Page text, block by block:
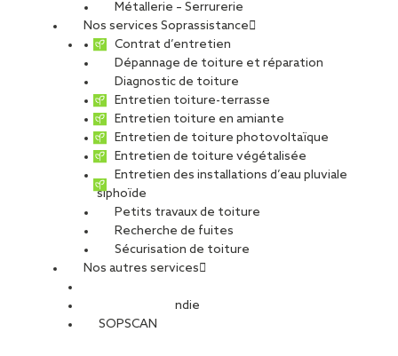
Métallerie – Serrurerie
Nos services Soprassistance
Contrat d’entretien
Dépannage de toiture et réparation
Diagnostic de toiture
Entretien toiture-terrasse
Entretien toiture en amiante
Entretien de toiture photovoltaïque
Entretien de toiture végétalisée
Entretien des installations d’eau pluviale
siphoïde
Petits travaux de toiture
Recherche de fuites
Sécurisation de toiture
Nos autres services
Sécurité Incendie
SOPSCAN
Carte d'identité du chantier
Métier :
Charpente métallique
BCM
Maître d’ouvrage :APIJ
Maître d’oeuvre :Agence Garcès – De Seta – Bonnet
Date de fin de chantier :2015
Type de projet
Charpente-Métallerie-Serrurerie
Nature du projet :Travaux de rénovation
Type de travaux
Charpente métallique
BCM œuvre à la réalisation de la charpente métallique qui permet